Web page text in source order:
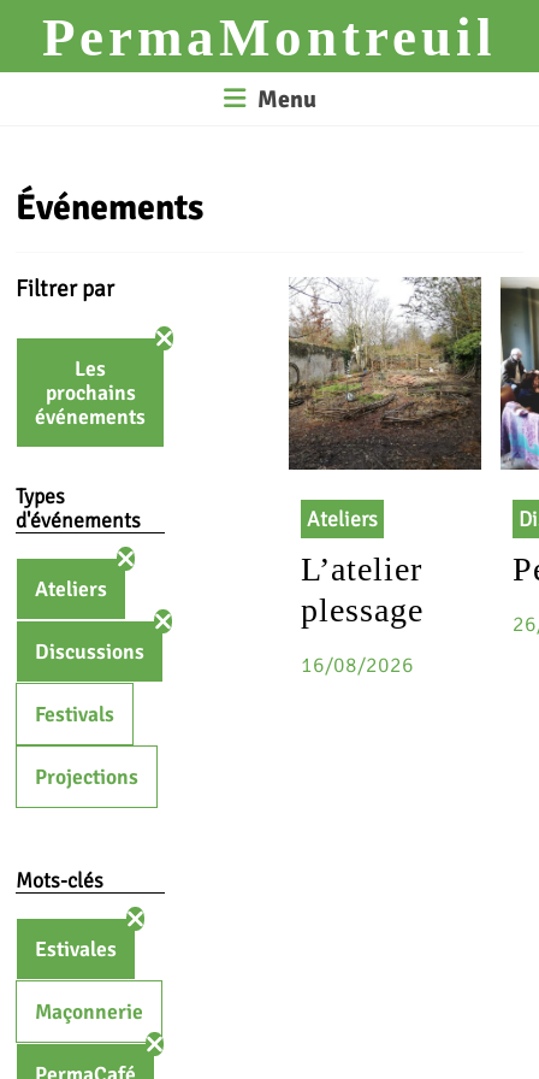
contentPermaMontreuil
Menu
Événements
Filtrer par
Les
prochains
événements
Types
d'événements
Ateliers
Discussions
Festivals
Projections
Mots-clés
Estivales
Maçonnerie
Ateliers
L’atelier
plessage
16/08/2026